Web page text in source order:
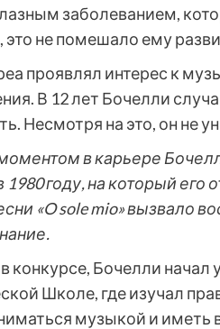
заболеванием,
это не помешало ему
проявлял интерес к
В 12 лет Бочелли
Несмотря на это, он не
в карьере
1980 году, на который
«O sole mio» вызвало
конкурсе, Бочелли начал
Школе, где изучал
музыкой и иметь